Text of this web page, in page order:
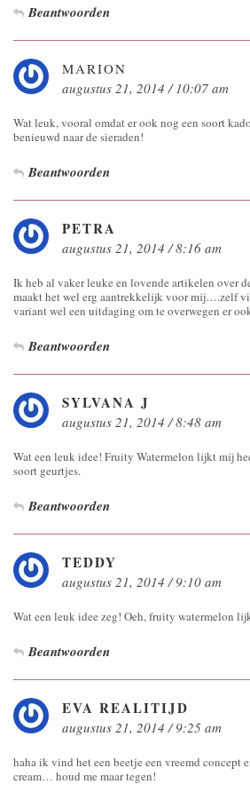
Beantwoorden
MARION
augustus 21, 2014 / 10:07 am
Wat leuk, vooral omdat er ook nog een soort
benieuwd naar de sieraden!
Beantwoorden
PETRA
augustus 21, 2014 / 8:16 am
Ik heb al vaker leuke en lovende artikelen over
maakt het wel erg aantrekkelijk voor mij….zelf
variant wel een uitdaging om te overwegen er
Beantwoorden
SYLVANA J
augustus 21, 2014 / 8:48 am
Wat een leuk idee! Fruity Watermelon lijkt mij
soort geurtjes.
Beantwoorden
TEDDY
augustus 21, 2014 / 9:10 am
Wat een leuk idee zeg! Oeh, fruity watermelon
Beantwoorden
EVA REALITIJD
augustus 21, 2014 / 9:25 am
haha ik vind het een beetje een vreemd concept
cream… houd me maar tegen!